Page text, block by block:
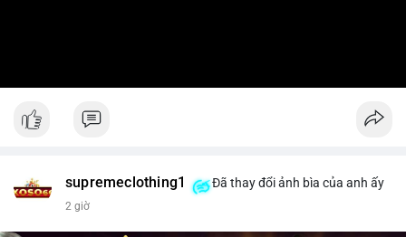
supremeclothing1 Đã thay đổi ảnh bìa của anh ấy
2 giờ